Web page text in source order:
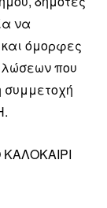
να
όμορφες
που
συμμετοχή